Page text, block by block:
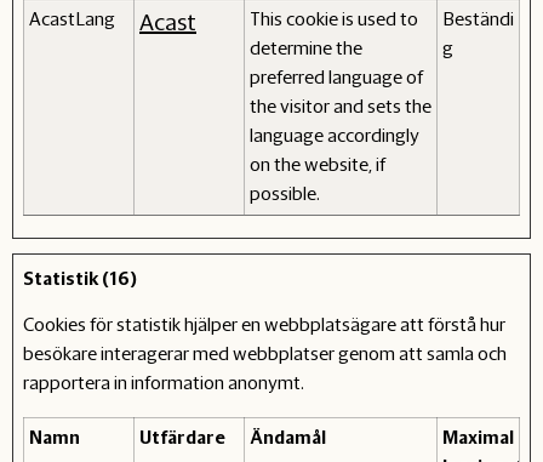
AcastLang
Acast
This cookie is used to
determine the
preferred language of
the visitor and sets the
language accordingly
on the website, if
possible.
Beständi
g
Statistik (16)
Cookies för statistik hjälper en webbplatsägare att förstå hur
besökare interagerar med webbplatser genom att samla och
rapportera in information anonymt.
Namn Utfärdare Ändamål
Maximal